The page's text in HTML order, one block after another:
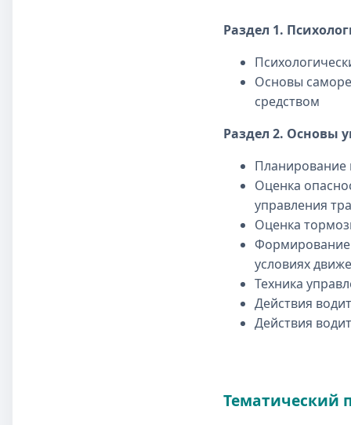
Раздел 1.
Основы
Раздел 2. Основы
Планирование
Оценка
управления
Оценка
Формирование
условиях
Техника
Действия
Действия
Тематический